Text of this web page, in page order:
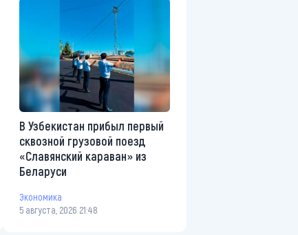
В Узбекистан прибыл первый
сквозной грузовой поезд
«Славянский караван» из
Беларуси
Экономика
5 августа, 2026 21:48